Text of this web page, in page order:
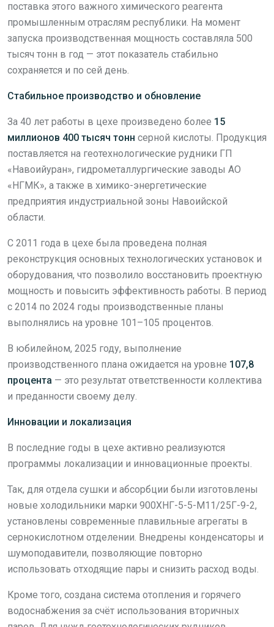
поставка этого важного химического реагента
промышленным отраслям республики. На момент
запуска производственная мощность составляла 500
тысяч тонн в год — этот показатель стабильно
сохраняется и по сей день.
Стабильное производство и обновление
За 40 лет работы в цехе произведено более 15
миллионов 400 тысяч тонн серной кислоты. Продукция
поставляется на геотехнологические рудники ГП
«Навоийуран», гидрометаллургические заводы АО
«НГМК», а также в химико-энергетические
предприятия индустриальной зоны Навоийской
области.
С 2011 года в цехе была проведена полная
реконструкция основных технологических установок и
оборудования, что позволило восстановить проектную
мощность и повысить эффективность работы. В период
с 2014 по 2024 годы производственные планы
выполнялись на уровне 101–105 процентов.
В юбилейном, 2025 году, выполнение
производственного плана ожидается на уровне 107,8
процента — это результат ответственности коллектива
и преданности своему делу.
Инновации и локализация
В последние годы в цехе активно реализуются
программы локализации и инновационные проекты.
Так, для отдела сушки и абсорбции были изготовлены
новые холодильники марки 900ХНГ-5-5-М11/25Г-9-2,
установлены современные плавильные агрегаты в
сернокислотном отделении. Внедрены конденсаторы и
шумоподавители, позволяющие повторно
использовать отходящие пары и снизить расход воды.
Кроме того, создана система отопления и горячего
водоснабжения за счёт использования вторичных